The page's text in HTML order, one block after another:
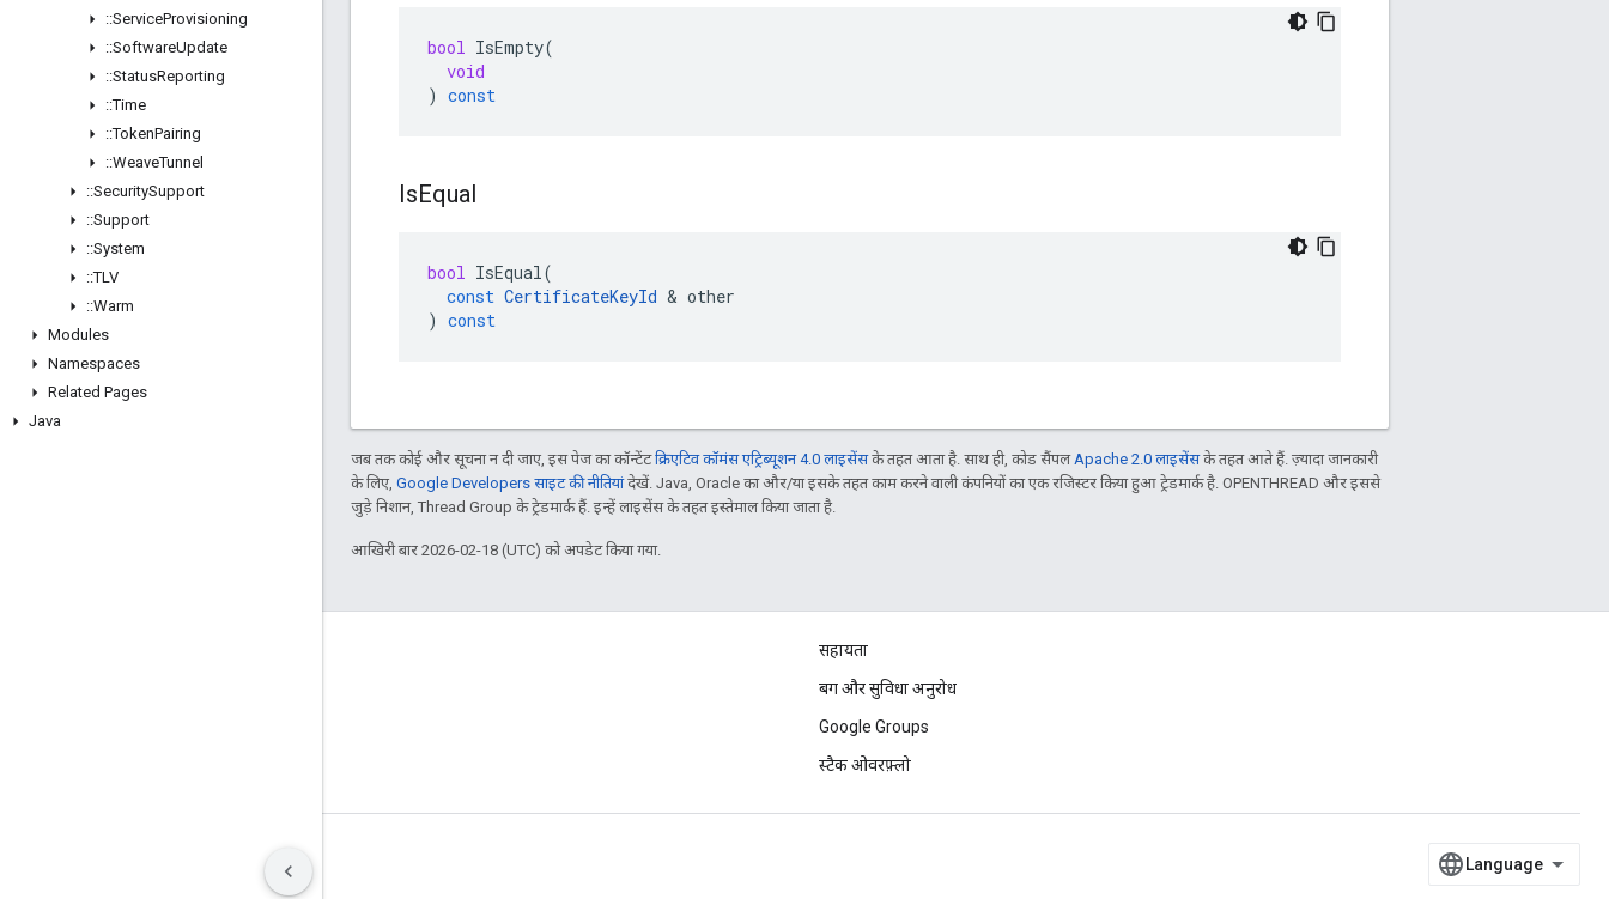
::ServiceProvisioning
::SoftwareUpdate
::StatusReporting
::Time
::TokenPairing
::WeaveTunnel
::SecuritySupport
::Support
::System
::TLV
::Warm
Modules
Namespaces
Related Pages
Java
bool IsEmpty(
void
) const
IsEqual
bool IsEqual(
const CertificateKeyId & other
) const
जब तक कोई और सूचना न दी जाए, इस पेज का कॉन्टेंटक्रिएटिव कॉमंस एट्रिब्यूशन 4.0 लाइसेंसके तहत आता है. साथ ही, कोड सैंपलApache 2.0 लाइसेंसके तहत आते हैं. ज़्यादा जानकारी
के लिए, Google Developers साइट की नीतियांदेखें. Java, Oracle का और/या इसके तहत काम करने वाली कंपनियों का एक रजिस्टर किया हुआ ट्रेडमार्क है. OPENTHREAD और इससे
जुड़े निशान, Thread Group के ट्रेडमार्क हैं. इन्हें लाइसेंस के तहत इस्तेमाल किया जाता है.
आखिरी बार 2026-02-18 (UTC) को अपडेट किया गया.
सहायता
बग और सुविधा अनुरोध
Google Groups
स्टैक ओवरफ़्लो